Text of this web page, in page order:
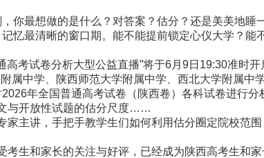
最想做的是什么？对答案？估分？还是美美地睡
最清晰的窗口期。能不能提前锁定心仪大学？能不
试卷分析大型公益直播”将于6月9日19:30准时开
中学、陕西师范大学附属中学、西北大学附属中
年全国普通高考试卷（陕西卷）各科试卷进行分
与开放性试题的估分尺度……
讲，手把手教学生们如何利用估分圈定院校范围
生和家长的关注与好评，已经成为陕西高考生和家